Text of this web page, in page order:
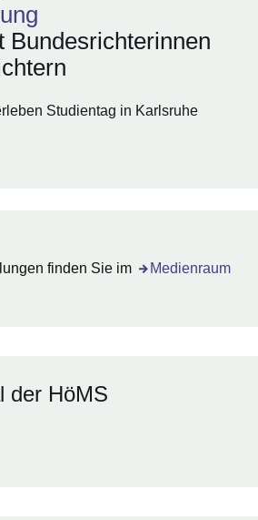
Bundesrichterinnen
Studientag in Karlsruhe
Fenster
finden Sie im Medienraum
der HöMS
Fenster